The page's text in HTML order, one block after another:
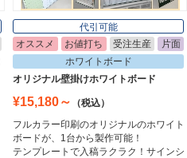
イーゼル
Easel
ホワイトボード
White Board
代引可能
オススメ
お値打ち 受注生産
片面
ホワイトボード
オリジナル壁掛けホワイトボード
¥15,180～
（税込）
フルカラー印刷のオリジナルのホワイト
ボードが、1台から製作可能！
テンプレートで入稿ラクラク！サインシ